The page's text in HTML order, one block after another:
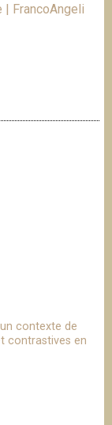
| FrancoAngeli
contexte de
contrastives en